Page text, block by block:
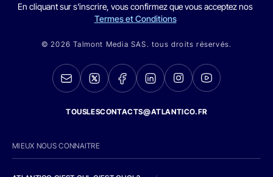
En cliquant sur s'inscrire, vous confirmez que vous acceptez nos
Termes et Conditions
© 2026 Talmont Media SAS. tous droits réservés.
TOUSLESCONTACTS@ATLANTICO.FR
MIEUX NOUS CONNAITRE